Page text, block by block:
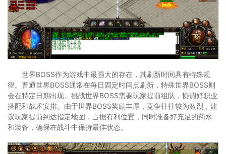
世界BOSS作为游戏中最强大的存在，其刷新时间具有特殊规
律。普通世界BOSS通常在每日固定时间点刷新，特殊世界BOSS则
会在特定日期出现。挑战世界BOSS需要玩家提前组队，协调好职业
搭配和战术安排。由于世界BOSS奖励丰厚，竞争往往较为激烈，建
议玩家提前到达指定地图，占据有利位置，同时准备好充足的药水
和装备，确保在战斗中保持最佳状态。